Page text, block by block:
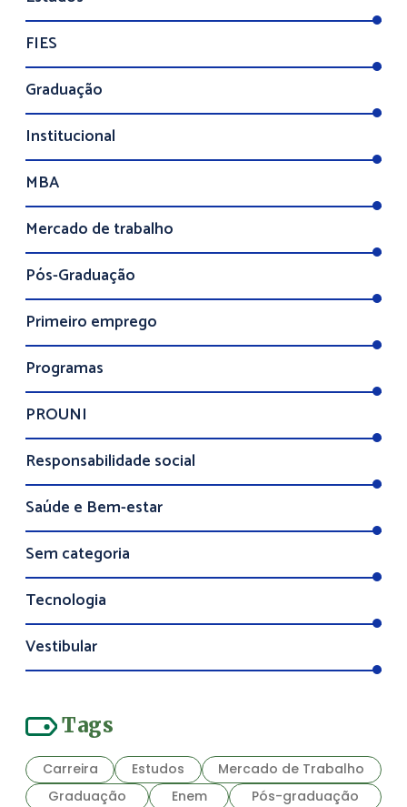
FIES
Graduação
Institucional
MBA
Mercado de trabalho
Pós-Graduação
Primeiro emprego
Programas
PROUNI
Responsabilidade social
Saúde e Bem-estar
Sem categoria
Tecnologia
Vestibular
Tags
Carreira Estudos
Mercado de Trabalho
Graduação
Enem
Pós-graduação